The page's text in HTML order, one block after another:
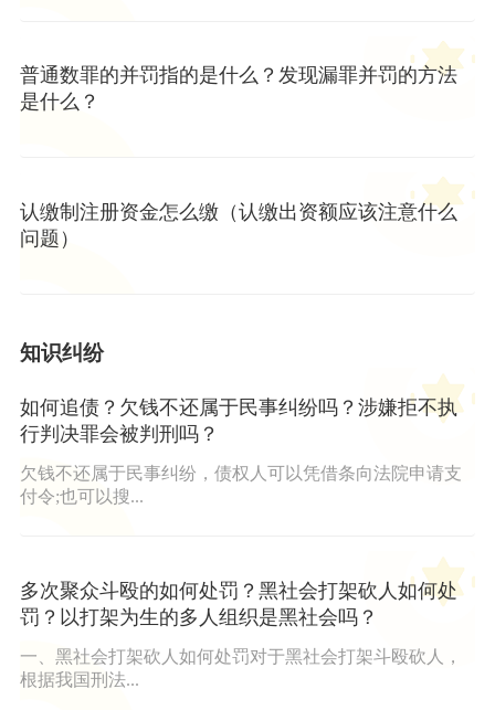
普通数罪的并罚指的是什么？发现漏罪并罚的方法
是什么？
认缴制注册资金怎么缴（认缴出资额应该注意什么
问题）
知识纠纷
如何追债？欠钱不还属于民事纠纷吗？涉嫌拒不执
行判决罪会被判刑吗？
欠钱不还属于民事纠纷，债权人可以凭借条向法院申请支
付令;也可以搜...
多次聚众斗殴的如何处罚？黑社会打架砍人如何处
罚？以打架为生的多人组织是黑社会吗？
一、黑社会打架砍人如何处罚对于黑社会打架斗殴砍人，
根据我国刑法...